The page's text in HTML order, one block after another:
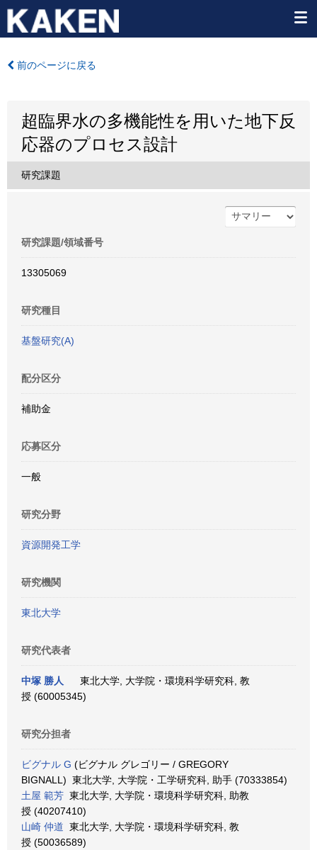
前のページに戻る
超臨界水の多機能性を用いた地下反
応器のプロセス設計
研究課題
研究課題/領域番号
13305069
研究種目
基盤研究(A)
配分区分
補助金
応募区分
一般
研究分野
資源開発工学
研究機関
東北大学
研究代表者
中塚 勝人
東北大学, 大学院・環境科学研究科, 教
授 (60005345)
研究分担者
ビグナル G (ビグナル グレゴリー / GREGORY
BIGNALL) 東北大学, 大学院・工学研究科, 助手 (70333854)
土屋 範芳 東北大学, 大学院・環境科学研究科, 助教
授 (40207410)
山崎 仲道 東北大学, 大学院・環境科学研究科, 教
授 (50036589)